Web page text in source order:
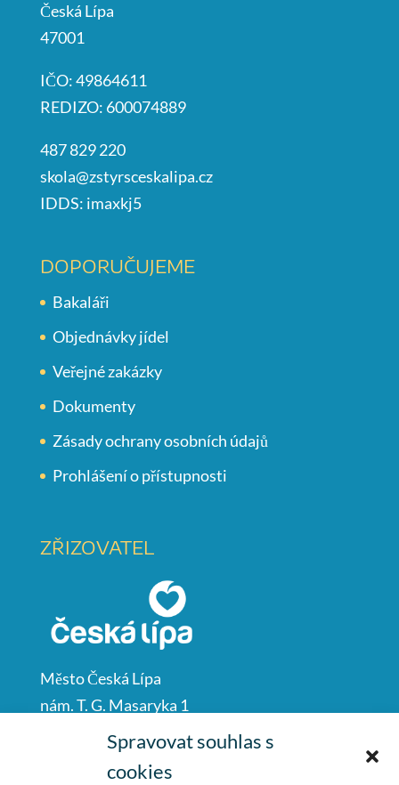
Spravovat souhlas s
cookies
Česká Lípa
47001
IČO: 49864611
REDIZO: 600074889
487 829 220
skola@zstyrsceskalipa.cz
IDDS: imaxkj5
DOPORUČUJEME
Bakaláři
Objednávky jídel
Veřejné zakázky
Dokumenty
Zásady ochrany osobních údajů
Prohlášení o přístupnosti
ZŘIZOVATEL
Město Česká Lípa
nám. T. G. Masaryka 1
Česká Lípa